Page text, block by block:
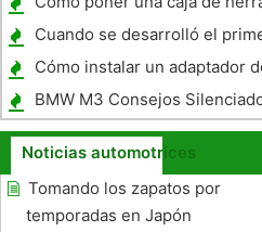
una Tacoma
Cuando se desarrolló el
híbrido?
Cómo instalar un adaptador
coche
BMW M3 Consejos
Noticias automotrices
Tomando los zapatos por
temporadas en Japón